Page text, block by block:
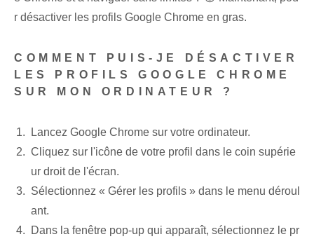
r désactiver les profils Google Chrome en gras.
COMMENT PUIS-JE DÉSACTIVER
LES PROFILS GOOGLE CHROME
SUR MON ORDINATEUR ?
Lancez Google Chrome sur votre ordinateur.
Cliquez sur l'icône de votre profil dans le coin supérie
ur droit de l'écran.
Sélectionnez « Gérer les profils » dans le menu déroul
ant.
Dans la fenêtre pop-up qui apparaît, sélectionnez le pr